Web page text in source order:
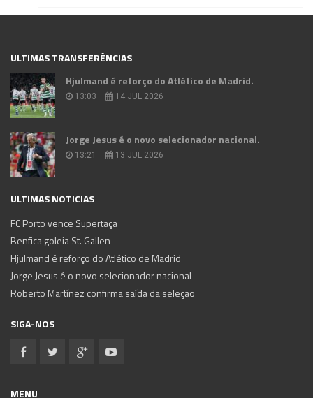
ULTIMAS TRANSFERÊNCIAS
Hjulmand é reforço do Atlético de Madrid.
13:03 14 JUL 2026
Jorge Jesus é o novo selecionador nacional.
13:21 13 JUL 2026
ULTIMAS NOTICIAS
FC Porto vence Supertaça
Benfica goleia St. Gallen
Hjulmand é reforço do Atlético de Madrid
Jorge Jesus é o novo selecionador nacional
Roberto Martínez confirma saída da seleção
SIGA-NOS
MENU